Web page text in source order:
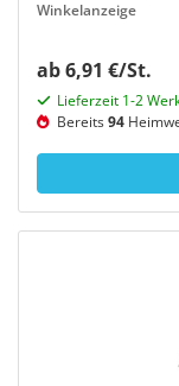
Winkelanzeige
ab 6,91 €/St.
Lieferzeit 1-2
Bereits94